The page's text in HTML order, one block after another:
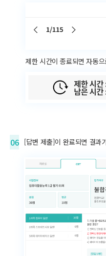
제한 시간이 종료되면 자동
06 [답변 제출]이 완료되면 결과